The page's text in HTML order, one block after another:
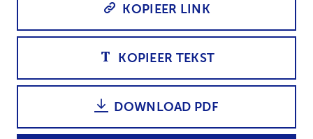
KOPIEER LINK
KOPIEER TEKST
DOWNLOAD PDF